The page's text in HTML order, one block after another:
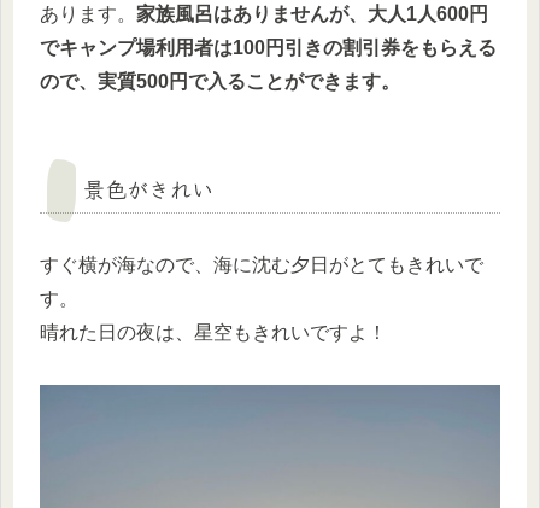
あります。 家族風呂はありませんが、大人1人600円
でキャンプ場利用者は100円引きの割引券をもらえる
ので、実質500円で入ることができます。
景色がきれい
すぐ横が海なので、海に沈む夕日がとてもきれいで
す。
晴れた日の夜は、星空もきれいですよ！